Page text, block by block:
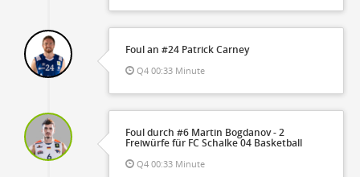
Foul an #24 Patrick Carney
Q4 00:33 Minute
Foul durch #6 Martin Bogdanov - 2
Freiwürfe für FC Schalke 04 Basketball
Q4 00:33 Minute